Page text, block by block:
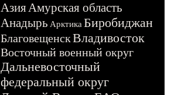
АзияАмурская область
Анадырь Арктика Биробиджан
БлаговещенскВладивосток
Восточный военный округ
Дальневосточный
федеральный округ